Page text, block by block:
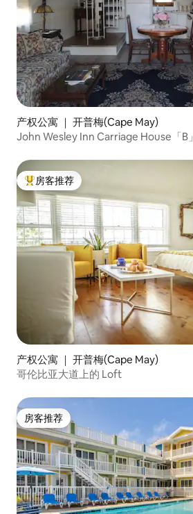
产权公寓 ｜ 开普梅(Cape May)
John Wesley Inn Carriage House「B」
热门「房客推荐」
房客推荐
产权公寓 ｜ 开普梅(Cape May)
哥伦比亚大道上的 Loft
房客推荐
房客推荐